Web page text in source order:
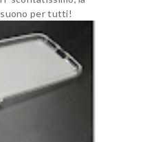
suono per tutti!